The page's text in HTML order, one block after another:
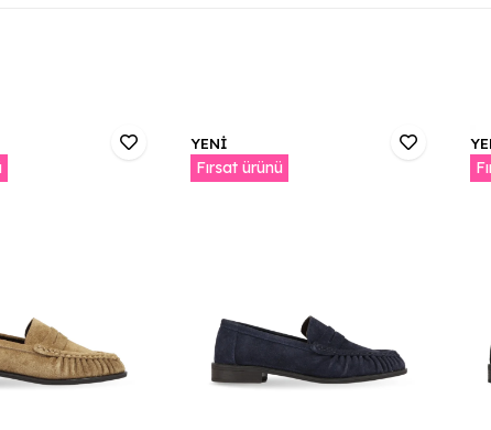
YENİ
Fırsat ürünü